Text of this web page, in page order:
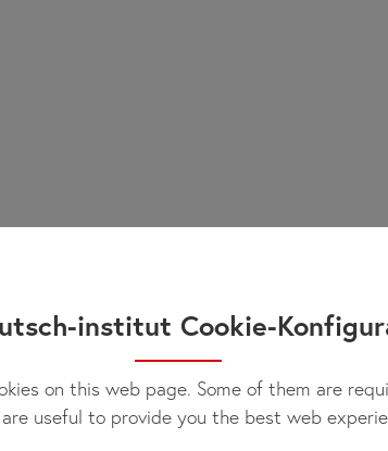
institut Cookie-
on this web page. Some of them are
useful to provide you the best web